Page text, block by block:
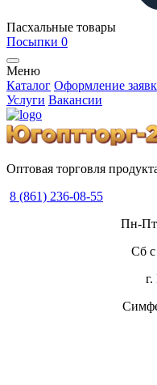
Пасхальные товары
Посыпки 0
Меню
Каталог Оформление
Услуги Вакансии
Оптовая торговля
8 (861) 236-08-55
Пн-Пт
Сб с